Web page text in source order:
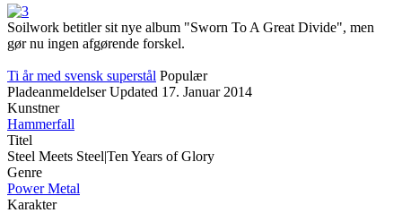
Soilwork betitler sit nye album "Sworn To A Great Divide", men
gør nu ingen afgørende forskel.
Ti år med svensk superstål Populær
Pladeanmeldelser Updated 17. Januar 2014
Kunstner
Hammerfall
Titel
Steel Meets Steel|Ten Years of Glory
Genre
Power Metal
Karakter